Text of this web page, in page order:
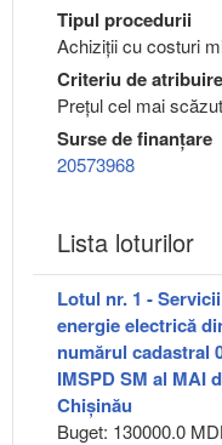
Tipul procedurii
Achiziții cu costuri
Criteriu de atribuire
Preţul cel mai scăzut
Surse de finanțare
20573968
Lista loturilor
Lotul nr. 1 -
energie electrică
numărul cadastral
IMSPD SM al MAI
Chișinău
Buget: 130000.0